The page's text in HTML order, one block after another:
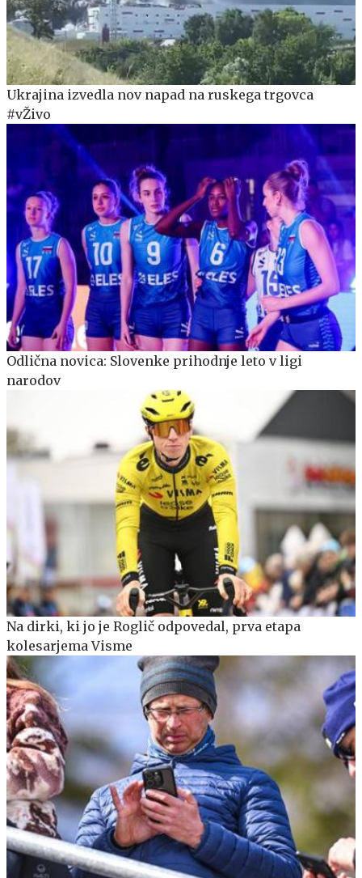
Ukrajina izvedla nov napad na ruskega trgovca
#vŽivo
Odlična novica: Slovenke prihodnje leto v ligi
narodov
Na dirki, ki jo je Roglič odpovedal, prva etapa
kolesarjema Visme